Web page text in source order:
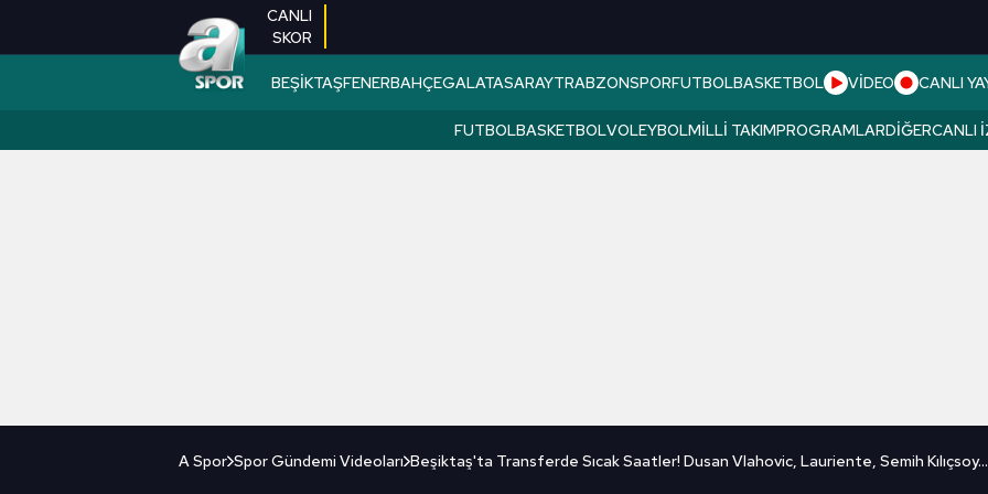
CANLI
SKOR
BEŞİKTAŞFENERBAHÇEGALATASARAYTRABZONSPORFUTBOLBASKETBOL VİDEO CANLI
FUTBOLBASKETBOLVOLEYBOLMILLI TAKIMPROGRAMLARDIĞERCANLI
A Spor Spor Gündemi Videoları Beşiktaş'ta Transferde Sıcak Saatler! Dusan Vlahovic, Lauriente, Semih Kılıçsoy...